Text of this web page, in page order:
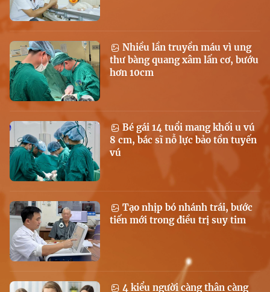
Nhiều lần truyền máu vì ung
thư bàng quang xâm lấn cơ, bướu
hơn 10cm
Bé gái 14 tuổi mang khối u vú
8 cm, bác sĩ nỗ lực bảo tồn tuyến
vú
Tạo nhịp bó nhánh trái, bước
tiến mới trong điều trị suy tim
4 kiểu người càng thân càng